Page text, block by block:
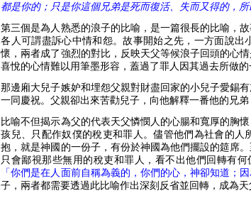
都是你的；只是你這個兄弟是死而復活、失而又得的，
第三個是為人熟悉的浪子的比喻，是一篇很長的比喻，
各人可謂盡訴心中情和怨。故事開始之先，一方面說
懷，兩者成了強烈的對比，反映天父等候浪子回頭的心
喜悅的心情難以用筆墨形容，蓋過了罪人因其過去所做
那邊廂大兒子嫉妒和埋怨父親對財盡回家的小兒子愛錫
一同慶祝。父親卻出來苦勸兒子，向他解釋一番他的兄弟
比喻不但揭示為父的代表天父憐憫人的心腸和寬厚的胸
孩兒、只配作奴僕的稅吏和罪人。儘管他們為社會的
抱，就是神國的一份子，有份於神國為他們擺設的筵席
只會鄙視那些無用的稅吏和罪人，看不出他們回轉有
「你們是在人面前自稱為義的，你們的心，神卻知道；
子，兩者都需要透過此比喻作出深刻反省並回轉，成為天